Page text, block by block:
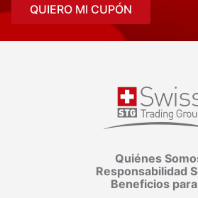
QUIERO MI CUPÓN
Quiénes
Responsabilidad
Beneficios